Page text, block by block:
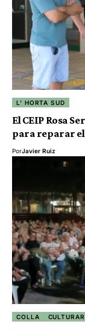
L' HORTA SUD
El CEIP Rosa
para reparar
PorJavier Ruiz
COLLA